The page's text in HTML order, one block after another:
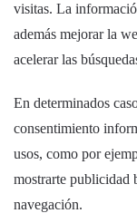
visitas. La
además mejorar la
acelerar las
En determinados
consentimiento
usos, como por
mostrarte publicidad
navegación.